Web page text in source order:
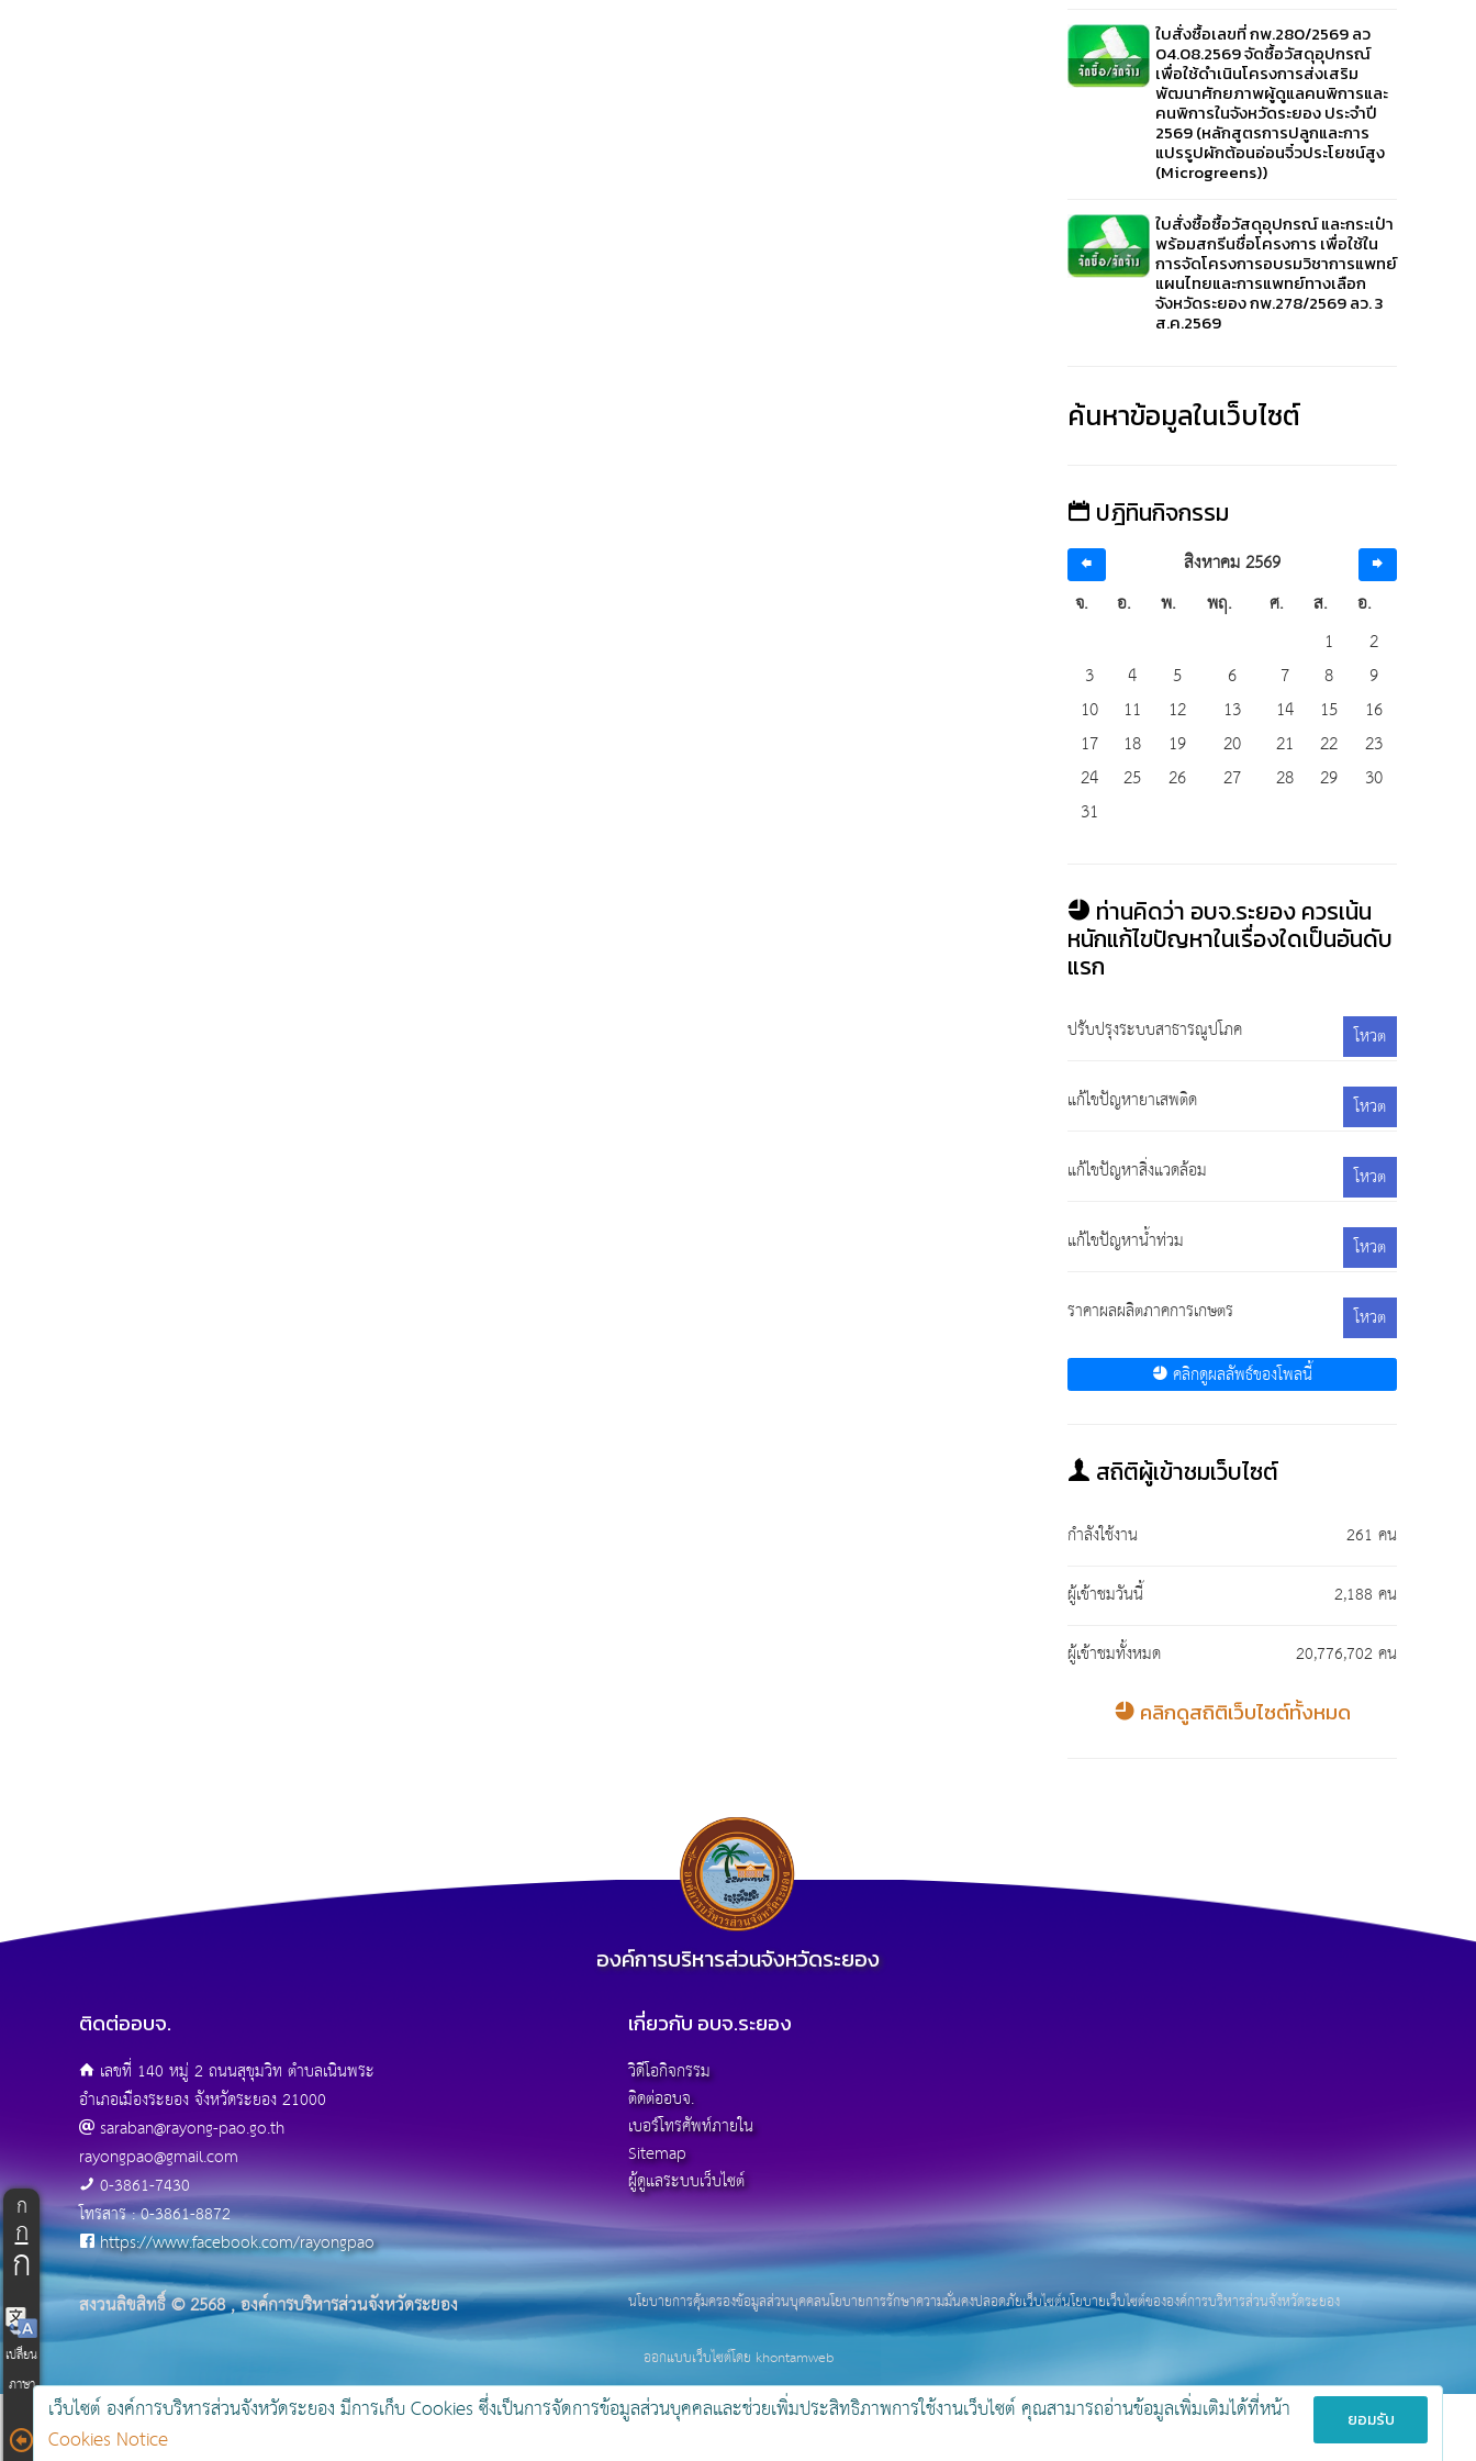
ใบสั่งซื้อเลขที่ กพ.280/2569 ลว
04.08.2569 จัดซื้อวัสดุอุปกรณ์
เพื่อใช้ดำเนินโครงการส่งเสริม
พัฒนาศักยภาพผู้ดูแลคนพิการและ
คนพิการในจังหวัดระยอง ประจำปี
2569 (หลักสูตรการปลูกและการ
แปรรูปผักต้อนอ่อนจิ๋วประโยชน์สูง
(Microgreens))
ใบสั่งซื้อซื้อวัสดุอุปกรณ์ และกระเป๋า
พร้อมสกรีนชื่อโครงการ เพื่อใช้ใน
การจัดโครงการอบรมวิชาการแพทย์
แผนไทยและการแพทย์ทางเลือก
จังหวัดระยอง กพ.278/2569 ลว. 3
ส.ค.2569
ค้นหาข้อมูลในเว็บไซต์
ปฎิทินกิจกรรม
สิงหาคม 2569
จ.
อ. พ. พฤ. ศ. ส.
อ.
1
2
3
4 5 6 7 8
9
10
11 12 13 14 15
16
17
18 19 20 21 22
23
24
25 26 27 28 29
30
31
ท่านคิดว่า อบจ.ระยอง ควรเน้น
หนักแก้ไขปัญหาในเรื่องใดเป็นอันดับ
แรก
ปรับปรุงระบบสาธารณูปโภค โหวต
แก้ไขปัญหายาเสพติด โหวต
แก้ไขปัญหาสิ่งแวดล้อม โหวต
แก้ไขปัญหาน้ำท่วม โหวต
ราคาผลผลิตภาคการเกษตร
โหวต
คลิกดูผลลัพธ์ของโพลนี้
สถิติผู้เข้าชมเว็บไซต์
กำลังใช้งาน
261 คน
ผู้เข้าชมวันนี้
2,188 คน
ผู้เข้าชมทั้งหมด
20,776,702 คน
คลิกดูสถิติเว็บไซต์ทั้งหมด
องค์การบริหารส่วนจังหวัดระยอง
ติดต่ออบจ.
เลขที่ 140 หมู่ 2 ถนนสุขุมวิท ตำบลเนินพระ
อำเภอเมืองระยอง จังหวัดระยอง 21000
saraban@rayong-pao.go.th
rayongpao@gmail.com
0-3861-7430
โทรสาร : 0-3861-8872
https://www.facebook.com/rayongpao
เกี่ยวกับ อบจ.ระยอง
วิดีโอกิจกรรม
ติดต่ออบจ.
เบอร์โทรศัพท์ภายใน
Sitemap
ผู้ดูแลระบบเว็บไซต์
สงวนลิขสิทธิ์ © 2568 , องค์การบริหารส่วนจังหวัดระยอง นโยบายการคุ้มครองข้อมูลส่วนบุคคลนโยบายการรักษาความมั่นคงปลอดภัยเว็บไซต์นโยบายเว็บไซต์ขององค์การบริหารส่วนจังหวัดระยอง
ออกแบบเว็บไซต์โดย khontamweb
ก
ก
ก
เปลี่ยน
ภาษา
เว็บไซต์ องค์การบริหารส่วนจังหวัดระยอง มีการเก็บ Cookies ซึ่งเป็นการจัดการข้อมูลส่วนบุคคลและช่วยเพิ่มประสิทธิภาพการใช้งานเว็บไซต์ คุณสามารถอ่านข้อมูลเพิ่มเติมได้ที่หน้า
Cookies Notice
ยอมรับ